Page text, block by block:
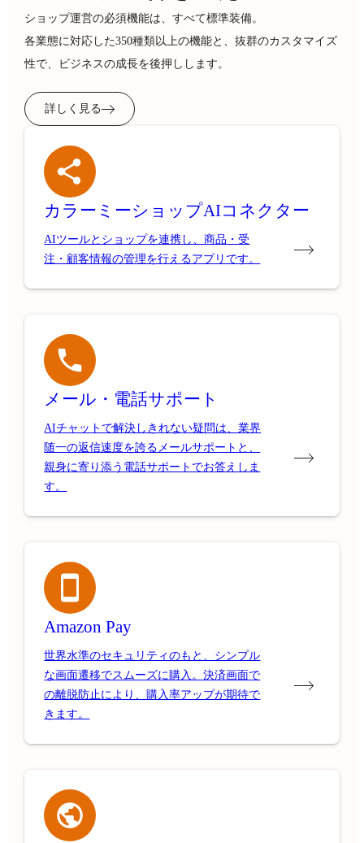
ショップ運営の必須機能は、すべて標準装備。
各業態に対応した350種類以上の機能と、抜群のカスタマイズ
性で、ビジネスの成長を後押しします。
詳しく見る
カラーミーショップAIコネクター
AIツールとショップを連携し、商品・受
注・顧客情報の管理を行えるアプリです。
メール・電話サポート
AIチャットで解決しきれない疑問は、業界
随一の返信速度を誇るメールサポートと、
親身に寄り添う電話サポートでお答えしま
す。
Amazon Pay
世界水準のセキュリティのもと、シンプル
な画面遷移でスムーズに購入。決済画面で
の離脱防止により、購入率アップが期待で
きます。